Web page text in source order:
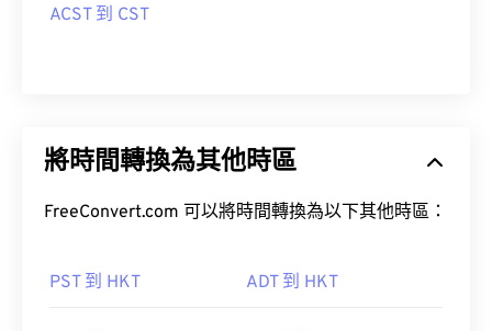
ACST 到 CST
將時間轉換為其他時區
FreeConvert.com 可以將時間轉換為以下其他時區：
PST 到 HKT ADT 到 HKT